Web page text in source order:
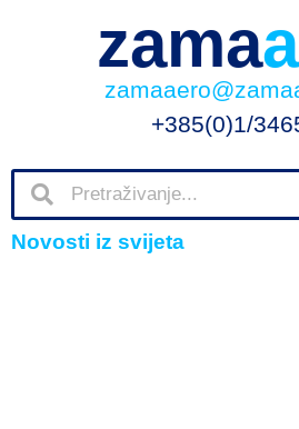
zama
+385(0)1/
Novosti iz svijeta